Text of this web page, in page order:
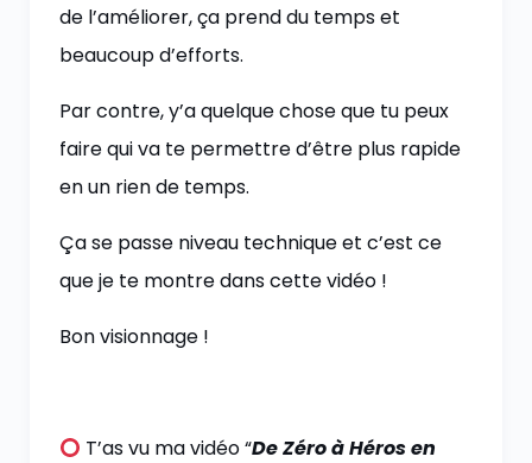
de l’améliorer, ça prend du temps et
beaucoup d’efforts.
Par contre, y’a quelque chose que tu peux
faire qui va te permettre d’être plus rapide
en un rien de temps.
Ça se passe niveau technique et c’est ce
que je te montre dans cette vidéo !
Bon visionnage !
T’as vu ma vidéo “De Zéro à Héros en